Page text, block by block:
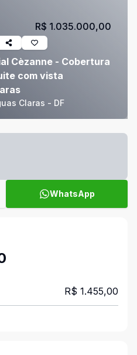
Cèzanne - Cobertura
com vista
Claras - DF
R$ 1.035.000,00
WhatsApp
R$ 1.455,00